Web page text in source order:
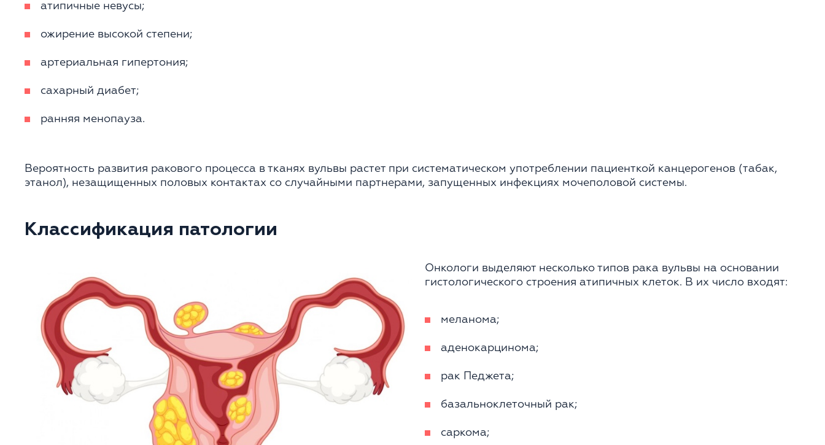
атипичные невусы;
ожирение высокой степени;
артериальная гипертония;
сахарный диабет;
ранняя менопауза.
Вероятность развития ракового процесса в тканях вульвы растет при систематическом употреблении пациенткой канцерогенов (табак,
этанол), незащищенных половых контактах со случайными партнерами, запущенных инфекциях мочеполовой системы.
Классификация патологии
Онкологи выделяют несколько типов рака вульвы на основании
гистологического строения атипичных клеток. В их число входят:
меланома;
аденокарцинома;
рак Педжета;
базальноклеточный рак;
саркома;